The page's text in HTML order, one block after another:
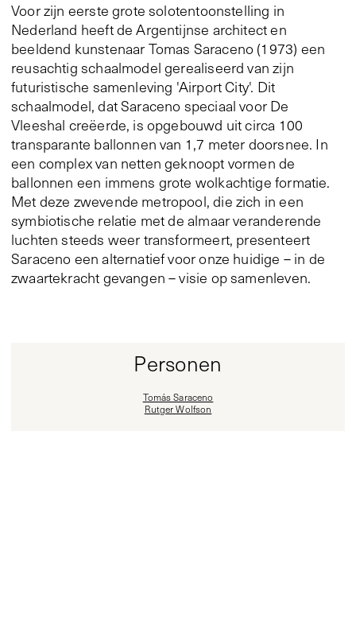
Voor zijn eerste grote solotentoonstelling in
Nederland heeft de Argentijnse architect en
beeldend kunstenaar Tomas Saraceno (1973) een
reusachtig schaalmodel gerealiseerd van zijn
futuristische samenleving 'Airport City'. Dit
schaalmodel, dat Saraceno speciaal voor De
Vleeshal creëerde, is opgebouwd uit circa 100
transparante ballonnen van 1,7 meter doorsnee. In
een complex van netten geknoopt vormen de
ballonnen een immens grote wolkachtige formatie.
Met deze zwevende metropool, die zich in een
symbiotische relatie met de almaar veranderende
luchten steeds weer transformeert, presenteert
Saraceno een alternatief voor onze huidige – in de
zwaartekracht gevangen – visie op samenleven.
Personen
Tomás Saraceno
Rutger Wolfson